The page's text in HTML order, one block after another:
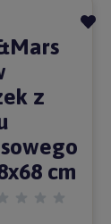
z
cm